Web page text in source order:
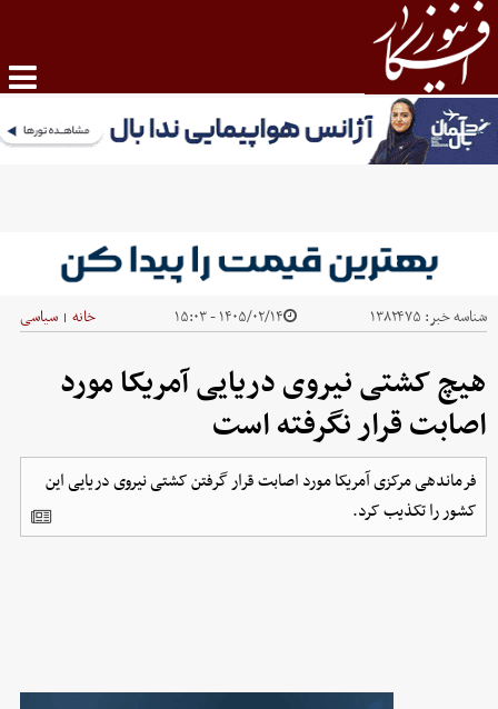
شناسه خبر: ۱۳۸۲۴۷۵ ۱۴۰۵/۰۲/۱۴ - ۱۵:۰۳ خانه | سیاسی
هیچ کشتی نیروی دریایی آمریکا مورد
اصابت قرار نگرفته است
فرماندهی مرکزی آمریکا مورد اصابت قرار گرفتن کشتی نیروی دریایی این
کشور را تکذیب کرد.